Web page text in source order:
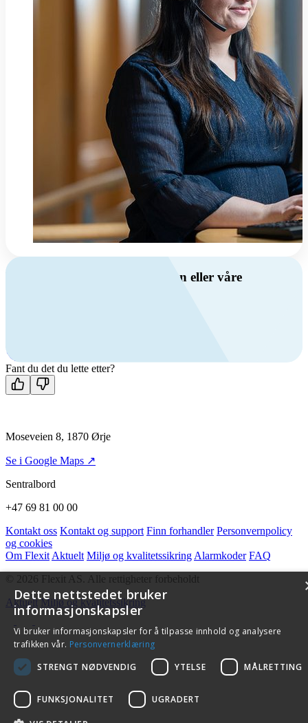
Har du spørsmål om ventilasjon eller våre
Kontakt oss
Fant du det du lette etter?
Moseveien 8, 1870 Ørje
Se i Google Maps ↗
Sentralbord
+47 69 81 00 00
Kontakt oss Kontakt og support Finn forhandler Personvernpolicy
og cookies
Om Flexit Aktuelt Miljø og kvalitetssikring Alarmkoder FAQ
© 2026 Flexit AS. Alle rettigheter forbeholdt
Aktuelt Miljø og kvalitetssikring
Dette nettstedet bruker
informasjonskapsler
Vi bruker informasjonskapsler for å tilpasse innhold og analysere
trafikken vår. Personvernerklæring
STRENGT NØDVENDIG
YTELSE MÅLRETTING
FUNKSJONALITET UGRADERT